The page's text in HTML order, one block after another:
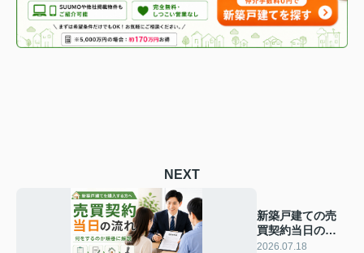
NEXT
新築戸建ての売
買契約当日の流
れ｜何をするの
2026.07.18